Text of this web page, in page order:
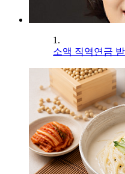
1.
소액 직역연금